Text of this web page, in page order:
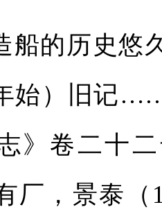
船的历史悠
始）旧记
志》卷二十
厂，景泰（